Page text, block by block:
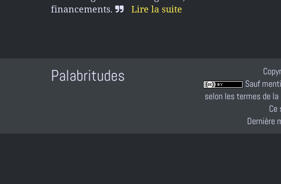
financements.
Lire la suite
Palabritudes
Sauf
selon les termes de la
Dernière